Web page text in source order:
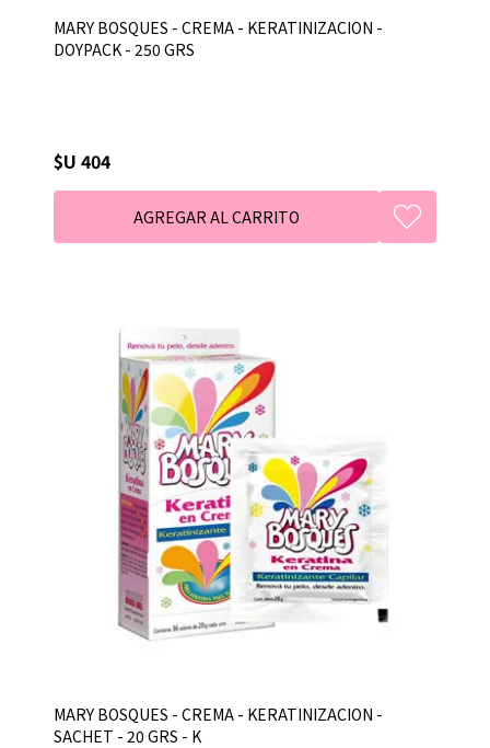
MARY BOSQUES - CREMA - KERATINIZACION -
DOYPACK - 250 GRS
$U 404
MARY BOSQUES - CREMA - KERATINIZACION -
SACHET - 20 GRS - K